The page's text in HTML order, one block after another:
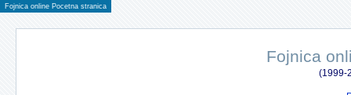
Fojnica online Pocetna stranica
Fojnica
(1999-